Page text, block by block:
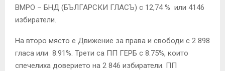
ВМРО – БНД (БЪЛГАРСКИ ГЛАСЪ) с 12,74 % или 4146
избиратели.
На второ място е Движение за права и свободи с 2 898
гласа или 8.91%. Трети са ПП ГЕРБ с 8.75%, които
спечелиха доверието на 2 846 избиратели. ПП